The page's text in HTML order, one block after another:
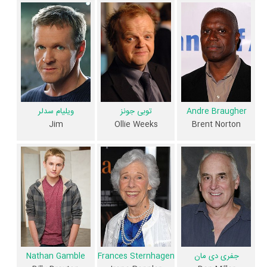
این اثر است. براساس امتیاز مردم فیلم مه بهترین اثرChris Owenو یکی از
Laurie Holden،Nathan Gamble وملیسا مک برایددر حرفه
بازیگری محسوب می‌شود.
براساس امتیاز مردم فیلم مه بدترین اثرفرانک دارابونت
در حرفه کارگردانی
محسوب می‌شود.
2 تن از بازیگران مه، اولین فعالیت جدی بازیگری خود را در این اثر تجربه
کرده‌اند، در واقع در مه 2 فیلم اولی بوده‌اند:
Nathan GambleوSam
همچنینفرانک دارابونت
کارگردان مه اولین همکاری خود با بازیگرانی چون
توماس جین،مارسیا گی هاردن،Andre Braugher توبی جونز،Frances
Sternhagen،Alexa Davalos،Chris Owen Robert C. Treveiler
و
David Jensen
را در این اثر تجربه کرده است. در میان بازیگران مه نیز 101
همکاریِ اول رخ داده، به‌عبارت دیگر در این فیلم میان هر یک از 15 بازیگر با
یکدیگر یک رابطه همکاری شکل گرفته که 101 همکاری برای اولین‌مرتبه در مه
رخ داده است. مانند:
توماس جینومارسیا گی هاردن ،Laurie Holdenو
Andre Braugher
Brent Norton
توبی جونز
Ollie Weeks
ویلیام سدلر
Jim
جفری دی مان
Frances Sternhagen
Nathan Gamble